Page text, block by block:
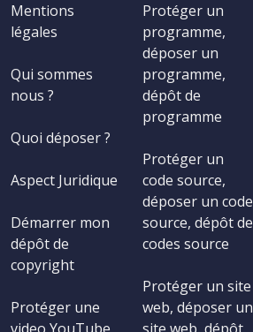
Mentions
légales
Qui sommes
nous ?
Quoi déposer ?
Aspect Juridique
Démarrer mon
dépôt de
copyright
Protéger une
Protéger un
programme,
déposer un
programme,
dépôt de
programme
Protéger un
code source,
déposer un code
source, dépôt de
codes source
Protéger un site
web, déposer un